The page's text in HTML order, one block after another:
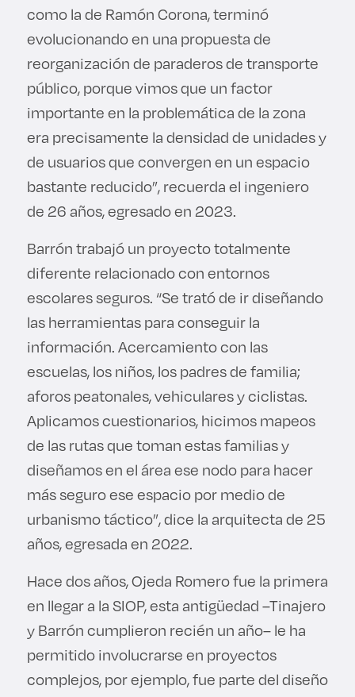
como la de Ramón Corona, terminó
evolucionando en una propuesta de
reorganización de paraderos de transporte
público, porque vimos que un factor
importante en la problemática de la zona
era precisamente la densidad de unidades y
de usuarios que convergen en un espacio
bastante reducido”, recuerda el ingeniero
de 26 años, egresado en 2023.
Barrón trabajó un proyecto totalmente
diferente relacionado con entornos
escolares seguros. “Se trató de ir diseñando
las herramientas para conseguir la
información. Acercamiento con las
escuelas, los niños, los padres de familia;
aforos peatonales, vehiculares y ciclistas.
Aplicamos cuestionarios, hicimos mapeos
de las rutas que toman estas familias y
diseñamos en el área ese nodo para hacer
más seguro ese espacio por medio de
urbanismo táctico”, dice la arquitecta de 25
años, egresada en 2022.
Hace dos años, Ojeda Romero fue la primera
en llegar a la SIOP, esta antigüedad –Tinajero
y Barrón cumplieron recién un año– le ha
permitido involucrarse en proyectos
complejos, por ejemplo, fue parte del diseño